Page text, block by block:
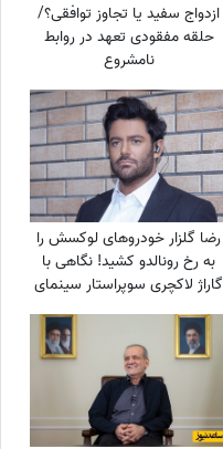
ازدواج سفید یا تجاوز توافقی؟/
حلقه مفقودی تعهد در روابط
نامشروع
رضا گلزار خودروهای لوکسش را
به رخ رونالدو کشید! نگاهی با
گاراژ لاکچری سوپراستار سینمای
ایران+عکس